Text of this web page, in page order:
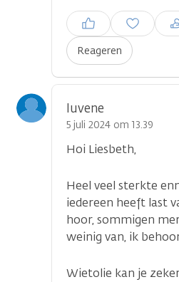
Reageren
Inloggen om een reactie
plaatsen
luvene
5 juli 2024 om 13.39
Hoi Liesbeth,
Heel veel sterkte
iedereen heeft last
hoor, sommigen
weinig van, ik
Wietolie kan je